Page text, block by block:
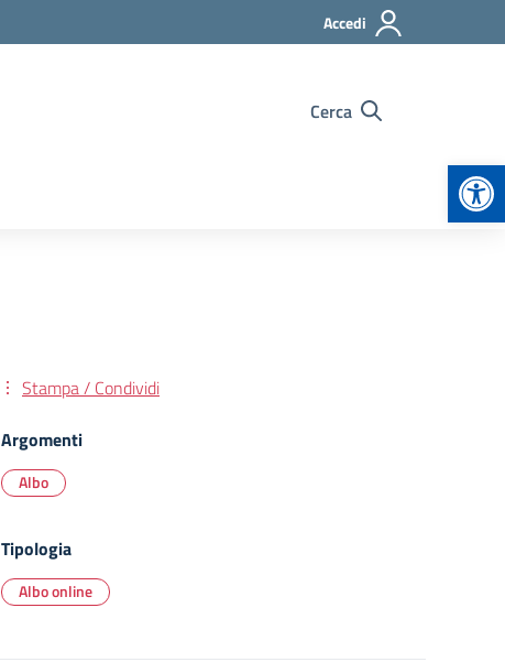
Accedi
Cerca
Stampa / Condividi
Argomenti
Albo
Tipologia
Albo online